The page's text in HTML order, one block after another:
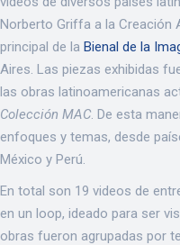
Norberto Griffa a la Creación
principal de la Bienal de la
Aires. Las piezas exhibidas
las obras latinoamericanas
Colección MAC . De esta
enfoques y temas, desde
México y Perú.
En total son 19 videos de
en un loop, ideado para ser
obras fueron agrupadas por